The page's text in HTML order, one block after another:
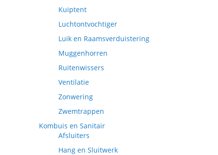
Kuiptent
Luchtontvochtiger
Luik en Raamsverduistering
Muggenhorren
Ruitenwissers
Ventilatie
Zonwering
Zwemtrappen
Kombuis en Sanitair
Afsluiters
Hang en Sluitwerk